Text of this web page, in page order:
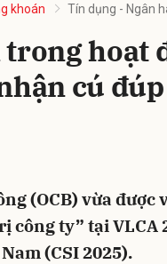
khoán Tín dụng - Ngân
hoạt
nhận cú
(OCB) vừa được
ty” tại VLCA
(CSI 2025).